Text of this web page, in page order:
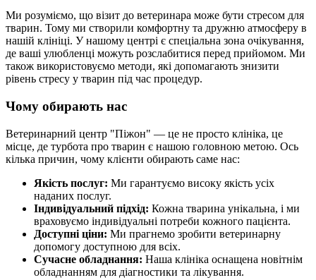
Ми розуміємо, що візит до ветеринара може бути стресом для
тварин. Тому ми створили комфортну та дружню атмосферу в
нашій клініці. У нашому центрі є спеціальна зона очікування,
де ваші улюбленці можуть розслабитися перед прийомом. Ми
також використовуємо методи, які допомагають знизити
рівень стресу у тварин під час процедур.
Чому обирають нас
Ветеринарний центр "Піжон" — це не просто клініка, це
місце, де турбота про тварин є нашою головною метою. Ось
кілька причин, чому клієнти обирають саме нас:
Якість послуг: Ми гарантуємо високу якість усіх
наданих послуг.
Індивідуальний підхід: Кожна тварина унікальна, і ми
враховуємо індивідуальні потреби кожного пацієнта.
Доступні ціни: Ми прагнемо зробити ветеринарну
допомогу доступною для всіх.
Сучасне обладнання: Наша клініка оснащена новітнім
обладнанням для діагностики та лікування.